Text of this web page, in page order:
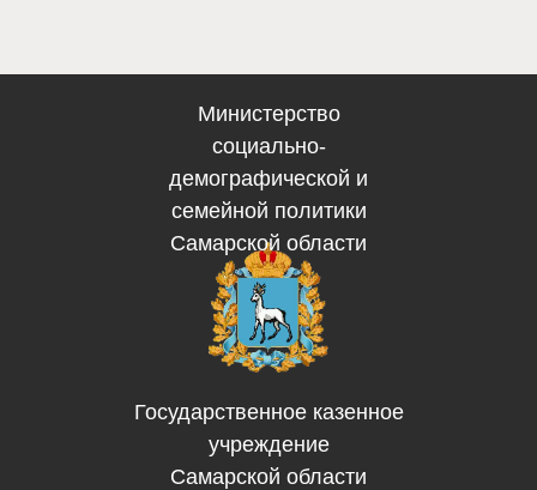
Министерство
социально-
демографической и
семейной политики
Самарской области
Государственное казенное
учреждение
Самарской области